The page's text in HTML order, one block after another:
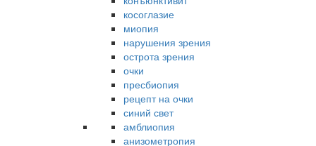
косоглазие
миопия
нарушения зрения
острота зрения
очки
пресбиопия
рецепт на очки
синий свет
амблиопия
анизометропия